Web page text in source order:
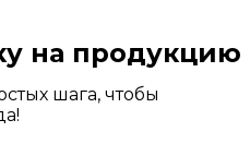
на продукцию
шага, чтобы